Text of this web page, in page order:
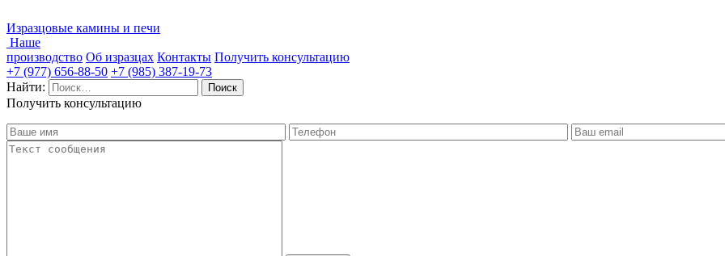
Изразцовые камины и печи
Наше
производство Об изразцах Контакты Получить консультацию
+7 (977) 656-88-50 +7 (985) 387-19-73
Найти:
Получить консультацию